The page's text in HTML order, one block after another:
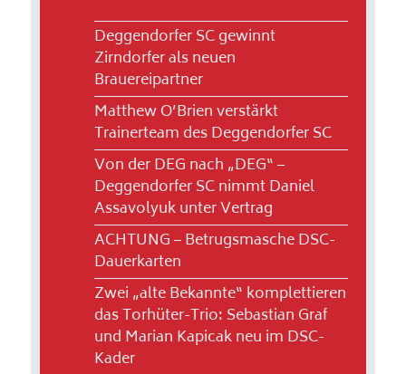
Deggendorfer SC gewinnt
Zirndorfer als neuen
Brauereipartner
Matthew O’Brien verstärkt
Trainerteam des Deggendorfer SC
Von der DEG nach „DEG“ –
Deggendorfer SC nimmt Daniel
Assavolyuk unter Vertrag
ACHTUNG – Betrugsmasche DSC-
Dauerkarten
Zwei „alte Bekannte“ komplettieren
das Torhüter-Trio: Sebastian Graf
und Marian Kapicak neu im DSC-
Kader